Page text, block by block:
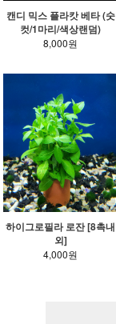
캔디 믹스 플라캇 베타 (숫
컷/1마리/색상랜덤)
8,000원
하이그로필라 로잔 [8촉내
외]
4,000원